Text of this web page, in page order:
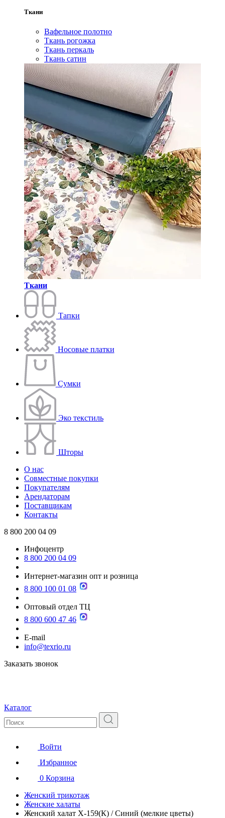
Ткани
Вафельное полотно
Ткань рогожка
Ткань перкаль
Ткань сатин
Ткани
Тапки
Носовые платки
Сумки
Эко текстиль
Шторы
О нас
Совместные покупки
Покупателям
Арендаторам
Поставщикам
Контакты
8 800 200 04 09
Инфоцентр
8 800 200 04 09
Интернет-магазин опт и розница
8 800 100 01 08
Оптовый отдел ТЦ
8 800 600 47 46
E-mail
info@texrio.ru
Заказать звонок
Каталог
Войти
Избранное
0 Корзина
Женский трикотаж
Женские халаты
Женский халат Х-159(К) / Синий (мелкие цветы)